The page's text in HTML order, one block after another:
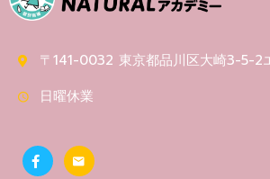
〒141-0032 東京都品川区大崎3-5-2
日曜休業